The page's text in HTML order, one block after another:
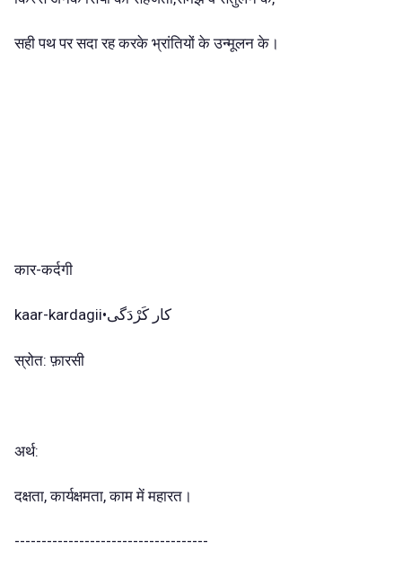
सही पथ पर सदा रह करके भ्रांतियों के उन्मूलन के।
कार-कर्दगी
kaar-kardagii•کار کَرْدَگی
स्रोत: फ़ारसी
अर्थ:
दक्षता, कार्यक्षमता, काम में महारत।
------------------------------------